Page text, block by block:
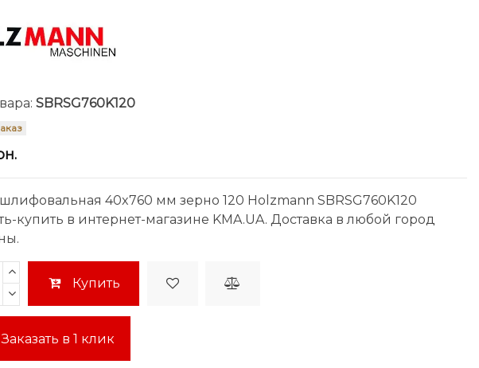
SBRSG760K120
40x760 мм зерно 120 Holzmann SBRSG760K120
купить в интернет-магазине KMA.UA. Доставка в любой город
Купить
Заказать в 1 клик